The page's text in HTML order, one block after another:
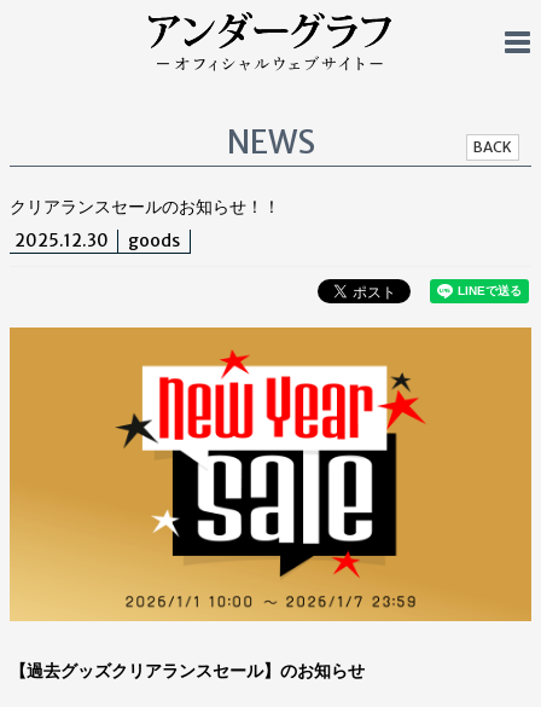
NEWS BACK
クリアランスセールのお知らせ！！
2025.12.30 goods
【過去グッズクリアランスセール】のお知らせ